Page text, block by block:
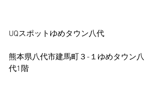
UQスポットゆめタウン八代
熊本県八代市建馬町３-１ゆめタウン八
代1階